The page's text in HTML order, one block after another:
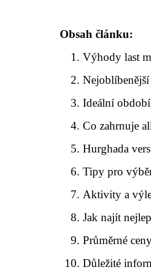
Obsah článku:
Výhody last
Ideální
Co zahrnuje
Hurghada
Tipy pro
Aktivity a
Jak najít
Průměrné
Důležité